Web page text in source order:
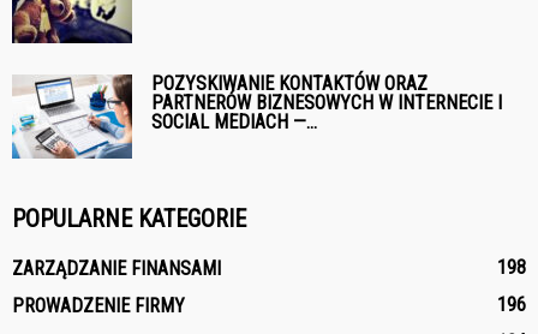
POZYSKIWANIE KONTAKTÓW ORAZ
PARTNERÓW BIZNESOWYCH W INTERNECIE I
SOCIAL MEDIACH —...
POPULARNE KATEGORIE
ZARZĄDZANIE FINANSAMI
198
PROWADZENIE FIRMY
196